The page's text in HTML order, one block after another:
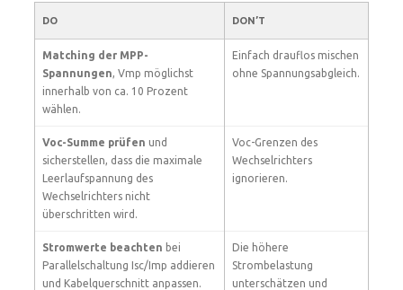
DO DON’T
Matching der MPP-
Spannungen, Vmp möglichst
innerhalb von ca. 10 Prozent
wählen.
Einfach drauflos mischen
ohne Spannungsabgleich.
Voc-Summe prüfen und
sicherstellen, dass die maximale
Leerlaufspannung des
Wechselrichters nicht
überschritten wird.
Voc-Grenzen des
Wechselrichters
ignorieren.
Stromwerte beachten bei
Parallelschaltung Isc/Imp addieren
und Kabelquerschnitt anpassen.
Die höhere
Strombelastung
unterschätzen und